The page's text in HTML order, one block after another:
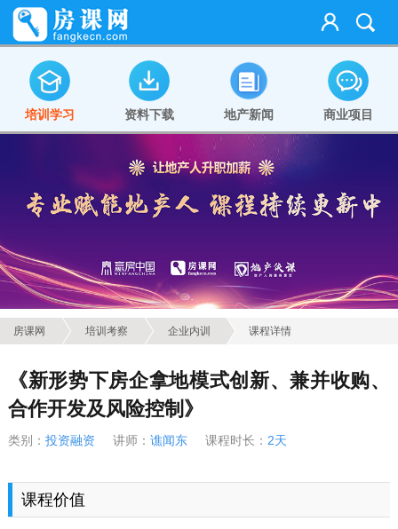
培训学习 资料下载 地产新闻 商业项目
房课网 培训考察 企业内训 课程详情
《新形势下房企拿地模式创新、兼并收购、
合作开发及风险控制》
类别： 投资融资 讲师： 谯闻东课程时长： 2天
课程价值